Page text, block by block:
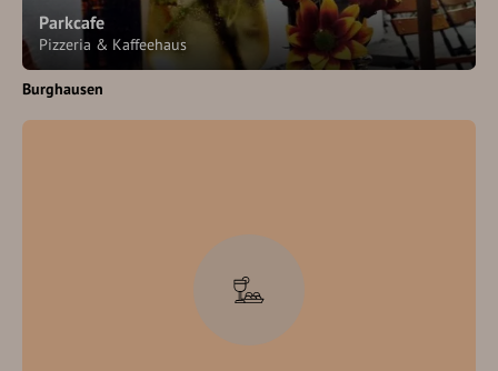
Parkcafe
Pizzeria & Kaffeehaus
Burghausen